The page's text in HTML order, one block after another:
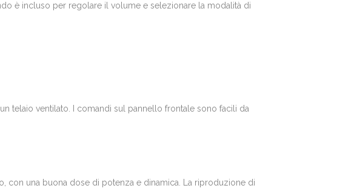
è incluso per regolare il volume e selezionare la modalità di
telaio ventilato. I comandi sul pannello frontale sono facili da
con una buona dose di potenza e dinamica. La riproduzione di